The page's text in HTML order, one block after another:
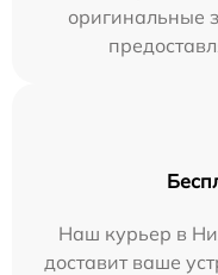
оригинальные
Наш курьер в
доставит ваше